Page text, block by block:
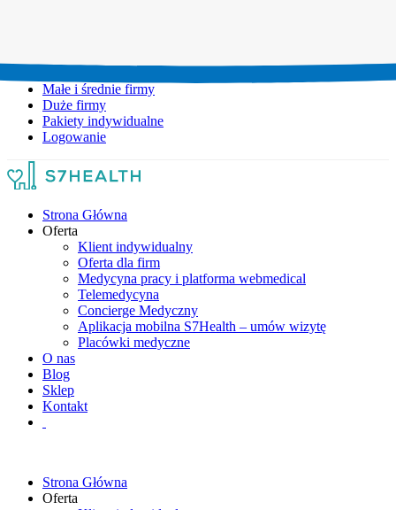
Małe i średnie firmy
Duże firmy
Pakiety indywidualne
Logowanie
Strona Główna
Oferta
Klient indywidualny
Oferta dla firm
Medycyna pracy i platforma webmedical
Telemedycyna
Concierge Medyczny
Aplikacja mobilna S7Health – umów wizytę
Placówki medyczne
O nas
Blog
Sklep
Kontakt
Strona Główna
Oferta